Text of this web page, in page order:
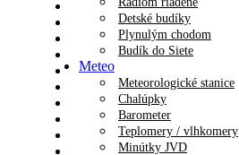
Detské budíky
Plynulým chodom
Budík do Siete
Meteo
Meteorologické stanice
Chalúpky
Barometer
Teplomery / vlhkomery
Minútky JVD